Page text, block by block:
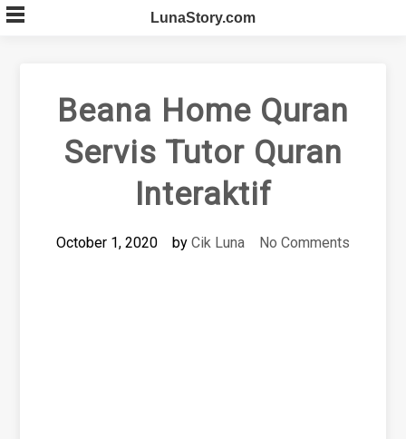
Skip
to
LunaStory.com
Beana Home Quran
Servis Tutor Quran
Interaktif
October 1, 2020 by Cik Luna No Comments